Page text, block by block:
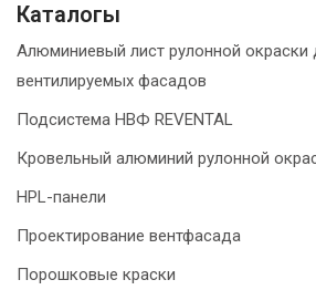
Каталогы
Алюминиевый лист рулонной окраски
вентилируемых фасадов
Подсистема НВФ REVENTAL
Кровельный алюминий рулонной
HPL-панели
Проектирование вентфасада
Порошковые краски